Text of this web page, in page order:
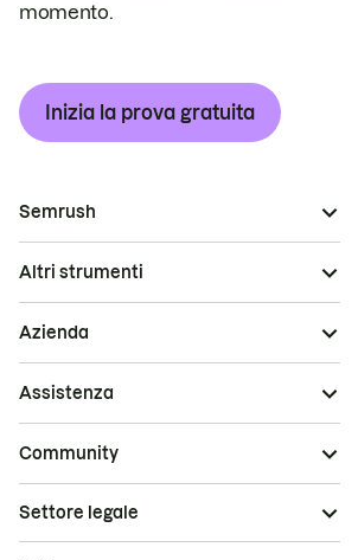
momento.
Inizia la prova gratuita
Semrush
Altri strumenti
Azienda
Assistenza
Community
Settore legale